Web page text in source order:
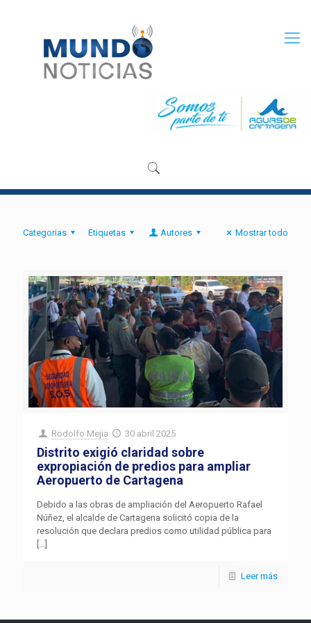
Categorias Etiquetas Autores Mostrar todo
Rodolfo Mejia 30 abril 2025
Distrito exigió claridad sobre
expropiación de predios para ampliar
Aeropuerto de Cartagena
Debido a las obras de ampliación del Aeropuerto Rafael
Núñez, el alcalde de Cartagena solicitó copia de la
resolución que declara predios como utilidad pública para
[…]
Leer más